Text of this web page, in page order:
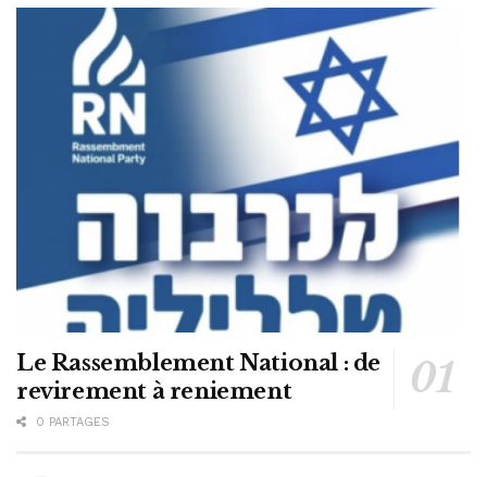
Le Rassemblement National : de
revirement à reniement
0 PARTAGES